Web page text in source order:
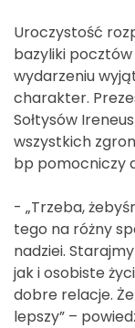
Uroczystość
bazyliki
wydarzeniu
charakter.
Sołtysów
wszystkich
bp pomocniczy
- „Trzeba,
tego na różny
nadziei.
jak i osobiste
dobre relacje.
lepszy” –